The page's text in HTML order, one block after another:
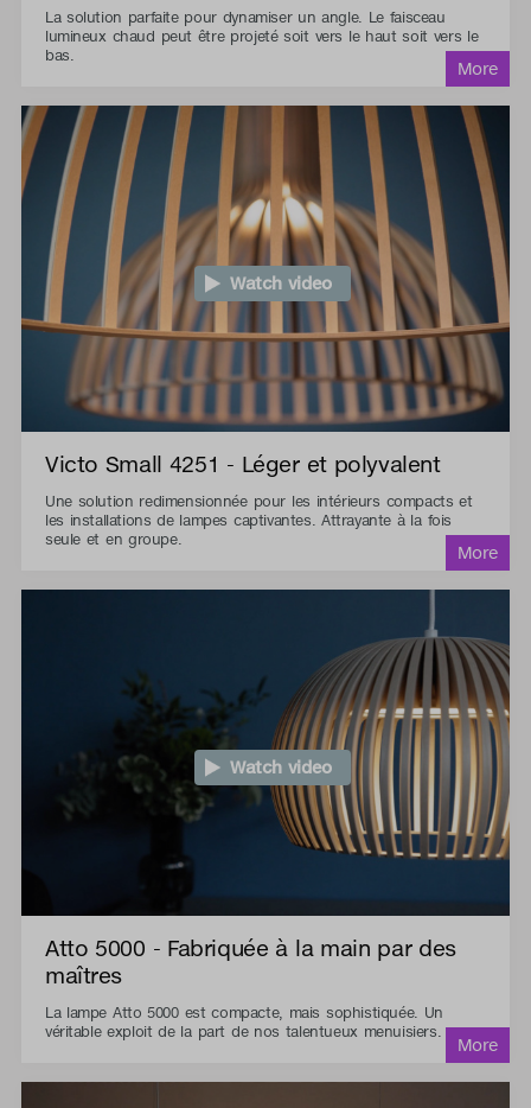
La solution parfaite pour dynamiser un angle. Le faisceau
lumineux chaud peut être projeté soit vers le haut soit vers le
bas.
Watch video
Victo Small 4251 - Léger et polyvalent
Une solution redimensionnée pour les intérieurs compacts et
les installations de lampes captivantes. Attrayante à la fois
seule et en groupe.
Watch video
Atto 5000 - Fabriquée à la main par des
maîtres
La lampe Atto 5000 est compacte, mais sophistiquée. Un
véritable exploit de la part de nos talentueux menuisiers.